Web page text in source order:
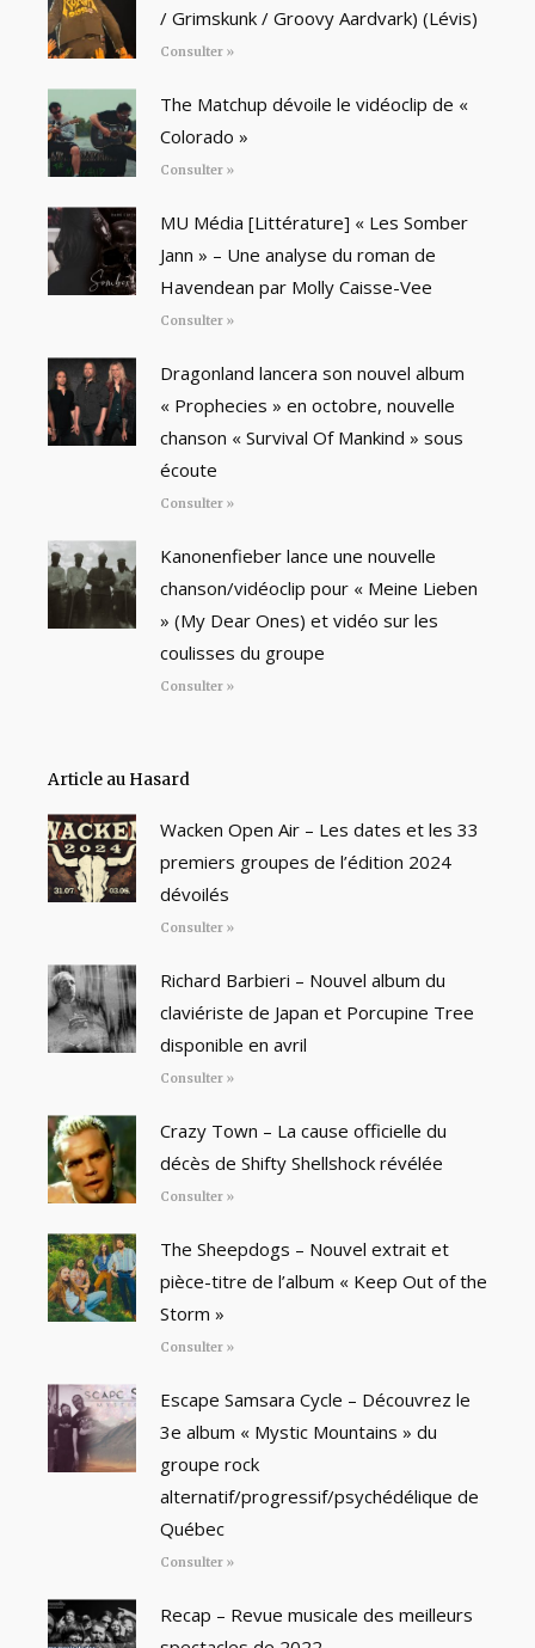
/ Grimskunk / Groovy Aardvark) (Lévis)
Consulter »
The Matchup dévoile le vidéoclip de «
Colorado »
Consulter »
MU Média [Littérature] « Les Somber
Jann » – Une analyse du roman de
Havendean par Molly Caisse-Vee
Consulter »
Dragonland lancera son nouvel album
« Prophecies » en octobre, nouvelle
chanson « Survival Of Mankind » sous
écoute
Consulter »
Kanonenfieber lance une nouvelle
chanson/vidéoclip pour « Meine Lieben
» (My Dear Ones) et vidéo sur les
coulisses du groupe
Consulter »
Article au Hasard
Wacken Open Air – Les dates et les 33
premiers groupes de l’édition 2024
dévoilés
Consulter »
Richard Barbieri – Nouvel album du
claviériste de Japan et Porcupine Tree
disponible en avril
Consulter »
Crazy Town – La cause officielle du
décès de Shifty Shellshock révélée
Consulter »
The Sheepdogs – Nouvel extrait et
pièce-titre de l’album « Keep Out of the
Storm »
Consulter »
Escape Samsara Cycle – Découvrez le
3e album « Mystic Mountains » du
groupe rock
alternatif/progressif/psychédélique de
Québec
Consulter »
Recap – Revue musicale des meilleurs